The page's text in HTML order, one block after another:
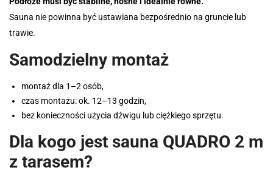
Sauna nie powinna być ustawiana bezpośrednio na gruncie lub
trawie.
Samodzielny montaż
montaż dla 1–2 osób,
czas montażu: ok. 12–13 godzin,
bez konieczności użycia dźwigu lub ciężkiego sprzętu.
Dla kogo jest sauna QUADRO 2 m
z tarasem?